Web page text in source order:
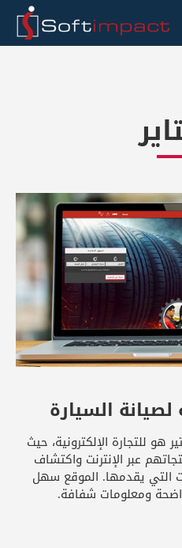
السيارة
هو للتجارة الإلكترونية، حيث
عبر الإنترنت واكتشاف
التي يقدمها. الموقع سهل
ومعلومات شفافة.